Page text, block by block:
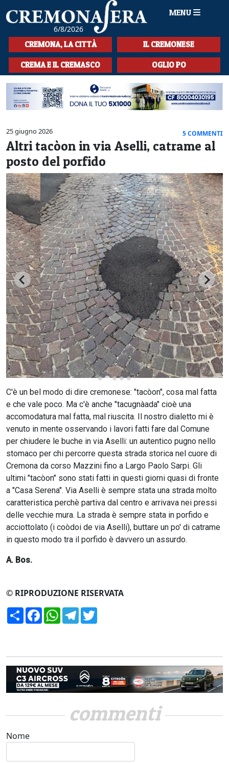
6/8/2026
MENU
HOME
CRONACA
SPORT
LA MUSICA
CULTURA
LA STORIA
L'EDITORIALE
SEZIONI
CERCA
CREMONA, LA CITTÀ IL CREMONESE
CREMA E IL CREMASCO OGLIO PO
25 giugno 2026 5 COMMENTI
Altri tacòon in via Aselli, catrame al
posto del porfido
C'è un bel modo di dire cremonese: "tacòon", cosa mal fatta
e che vale poco. Ma c'è anche "tacugnàada" cioè una
accomodatura mal fatta, mal riuscita. Il nostro dialetto mi è
venuto in mente osservando i lavori fatti fare dal Comune
per chiudere le buche in via Aselli: un autentico pugno nello
stomaco per chi percorre questa strada storica nel cuore di
Cremona da corso Mazzini fino a Largo Paolo Sarpi. Gli
ultimi "tacòon" sono stati fatti in questi giorni quasi di fronte
a "Casa Serena". Via Aselli è sempre stata una strada molto
caratteristica perchè partiva dal centro e arrivava nei pressi
delle vecchie mura. La strada è sempre stata in porfido e
acciottolato (i coòdoi de via Aselli), buttare un po' di catrame
in questo modo tra il porfido è davvero un assurdo.
A. Bos.
© RIPRODUZIONE RISERVATA
CondividiFacebookWhatsApp
Telegram
commenti
Nome